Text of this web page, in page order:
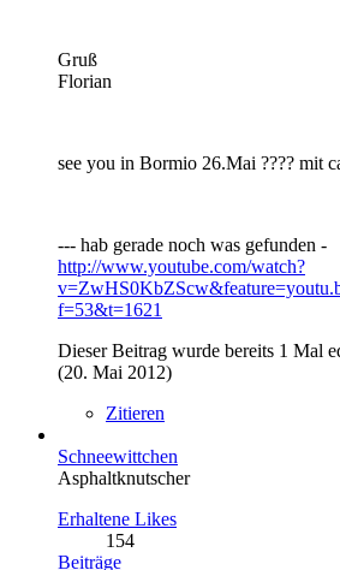
Gruß
Florian
see you in Bormio 26.Mai ???? mit
--- hab gerade noch was gefunden -
http://www.youtube.com/watch?
f=53&t=1621
Dieser Beitrag wurde bereits 1 Mal
(20. Mai 2012)
Zitieren
Schneewittchen
Asphaltknutscher
Erhaltene Likes
154
Beiträge